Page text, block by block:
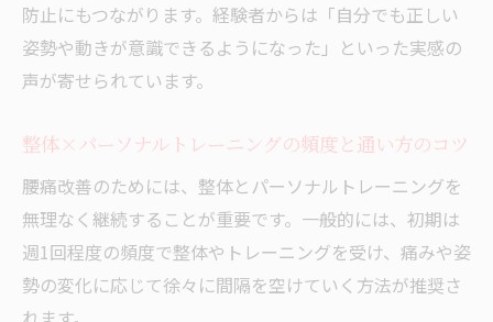
防止にもつながります。経験者からは「自分でも正しい
姿勢や動きが意識できるようになった」といった実感の
声が寄せられています。
整体×パーソナルトレーニングの頻度と通い方のコツ
腰痛改善のためには、整体とパーソナルトレーニングを
無理なく継続することが重要です。一般的には、初期は
週1回程度の頻度で整体やトレーニングを受け、痛みや姿
勢の変化に応じて徐々に間隔を空けていく方法が推奨さ